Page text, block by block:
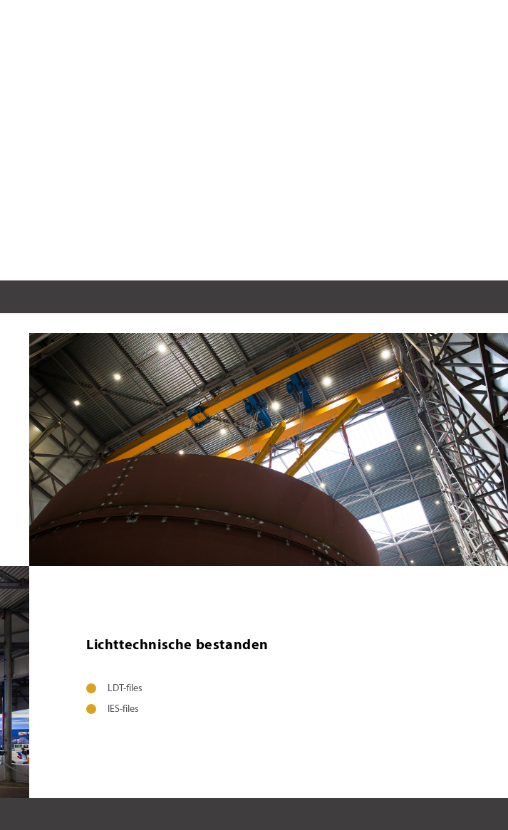
Lichttechnische bestanden
LDT-files
IES-files